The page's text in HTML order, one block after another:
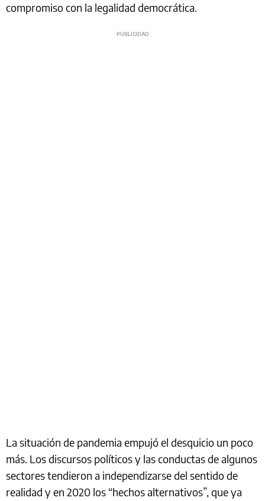
compromiso con la legalidad democrática.
La situación de pandemia empujó el desquicio un poco
más. Los discursos políticos y las conductas de algunos
sectores tendieron a independizarse del sentido de
realidad y en 2020 los “hechos alternativos”, que ya